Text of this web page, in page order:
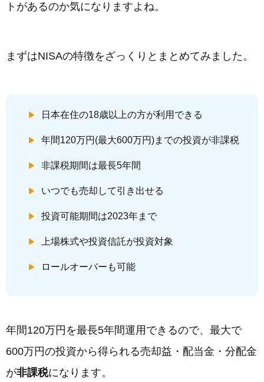
トがあるのか気になりますよね。
まずはNISAの特徴をざっくりとまとめてみました。
日本在住の18歳以上の方が利用できる
年間120万円(最大600万円)までの投資が非課税
非課税期間は最長5年間
いつでも売却して引き出せる
投資可能期間は2023年まで
上場株式や投資信託が投資対象
ロールオーバーも可能
年間120万円を最長5年間運用できるので、最大で
600万円の投資から得られる売却益・配当金・分配金
が非課税になります。